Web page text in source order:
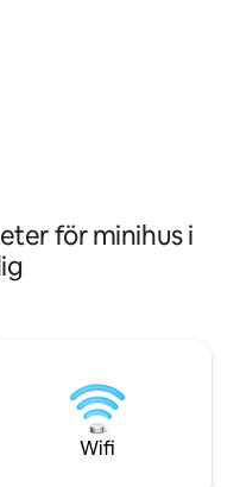
för minihus i
Wifi